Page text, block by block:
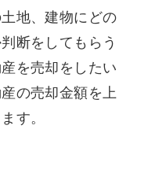
地、建物にどの
断をしてもらう
を売却をしたい
の売却金額を上
す。